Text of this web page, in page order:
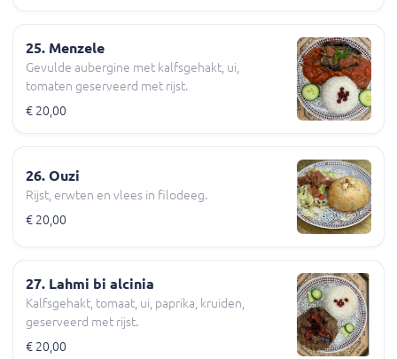
25. Menzele
Gevulde aubergine met kalfsgehakt, ui,
tomaten geserveerd met rijst.
€ 20,00
26. Ouzi
Rijst, erwten en vlees in filodeeg.
€ 20,00
27. Lahmi bi alcinia
Kalfsgehakt, tomaat, ui, paprika, kruiden,
geserveerd met rijst.
€ 20,00